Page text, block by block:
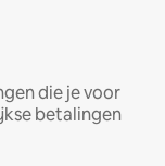
die je voor
betalingen